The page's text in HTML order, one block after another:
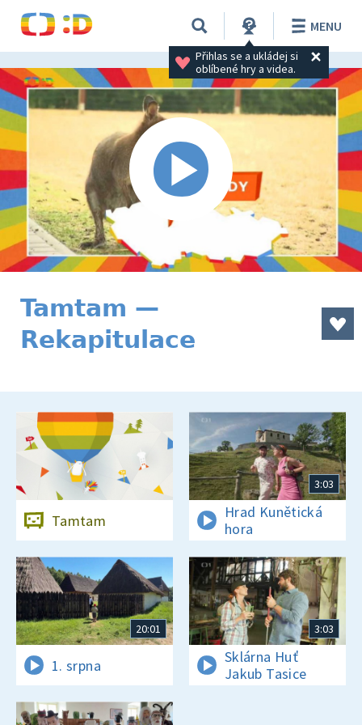
Přihlas se a ukládej si
oblíbené hry a videa.
MENU
Tamtam —
Rekapitulace
Tamtam
3:03
Hrad Kunětická
hora
20:01
1. srpna
3:03
Sklárna Huť
Jakub Tasice